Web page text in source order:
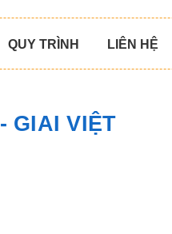
QUY TRÌNH LIÊN HỆ
GIAI VIỆT